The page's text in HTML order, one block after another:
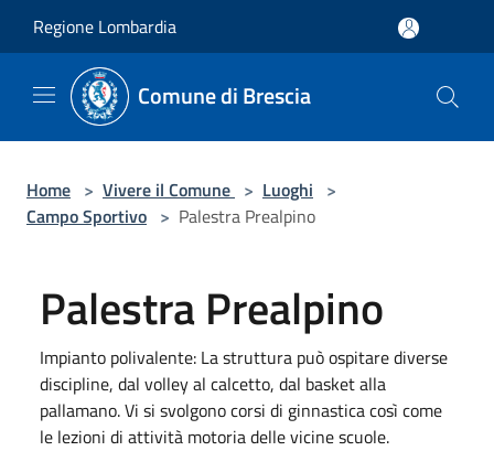
Regione Lombardia
Comune di Brescia
Home > Vivere il Comune > Luoghi >
Campo Sportivo > Palestra Prealpino
Palestra Prealpino
Impianto polivalente: La struttura può ospitare diverse
discipline, dal volley al calcetto, dal basket alla
pallamano. Vi si svolgono corsi di ginnastica così come
le lezioni di attività motoria delle vicine scuole.